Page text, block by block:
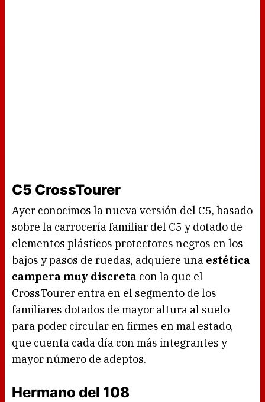
C5 CrossTourer
Ayer conocimos la nueva versión del C5, basado
sobre la carrocería familiar del C5 y dotado de
elementos plásticos protectores negros en los
bajos y pasos de ruedas, adquiere una estética
campera muy discreta con la que el
CrossTourer entra en el segmento de los
familiares dotados de mayor altura al suelo
para poder circular en firmes en mal estado,
que cuenta cada día con más integrantes y
mayor número de adeptos.
Hermano del 108